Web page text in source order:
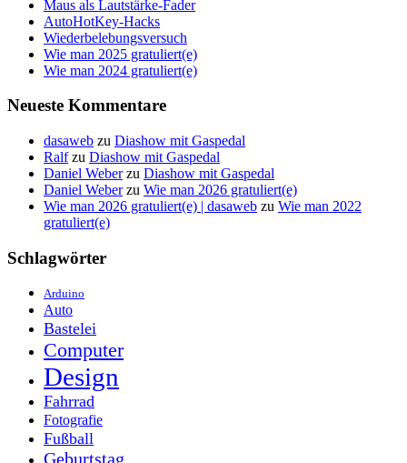
Maus als Lautstärke-Fader
AutoHotKey-Hacks
Wiederbelebungsversuch
Wie man 2025 gratuliert(e)
Wie man 2024 gratuliert(e)
Neueste Kommentare
dasaweb zu Diashow mit Gaspedal
Ralfzu Diashow mit Gaspedal
Daniel Weberzu Diashow mit Gaspedal
Daniel Weberzu Wie man 2026 gratuliert(e)
Wie man 2026 gratuliert(e) | dasaweb zu Wie man 2022
gratuliert(e)
Schlagwörter
Arduino
Auto
Bastelei
Computer
Design
Fahrrad
Fotografie
Fußball
Geburtstag